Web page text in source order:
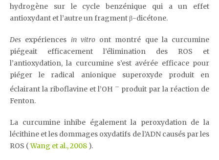
hydrogène sur le cycle benzénique qui a un effet
antioxydant et l’autre un fragment β-dicétone.
Des expériences in vitroont montré que la curcumine
piégeait efficacement l’élimination des ROS et
l’antioxydation, la curcumine s’est avérée efficace pour
piéger le radical anionique superoxyde produit en
éclairant la riboflavine et l’OH – produit par la réaction de
Fenton.
La curcumine inhibe également la peroxydation de la
lécithine et les dommages oxydatifs de l’ADN causés par les
ROS (Wang et al., 2008 ).